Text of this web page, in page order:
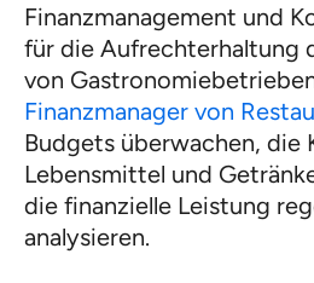
Finanzmanagement und
für die Aufrechterhaltung
von
Finanzmanager von
Budgets überwachen, die
Lebensmittel und
die finanzielle Leistung
analysieren.